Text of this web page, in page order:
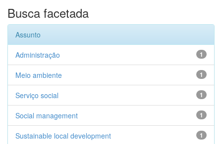
Busca facetada
Assunto
1
Administração
1
Meio ambiente
1
Serviço social
1
Social management
1
Sustainable local development